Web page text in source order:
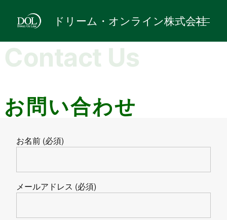
ドリーム・オンライン株式会社
Contact Us
お問い合わせ
お名前 (必須)
メールアドレス (必須)